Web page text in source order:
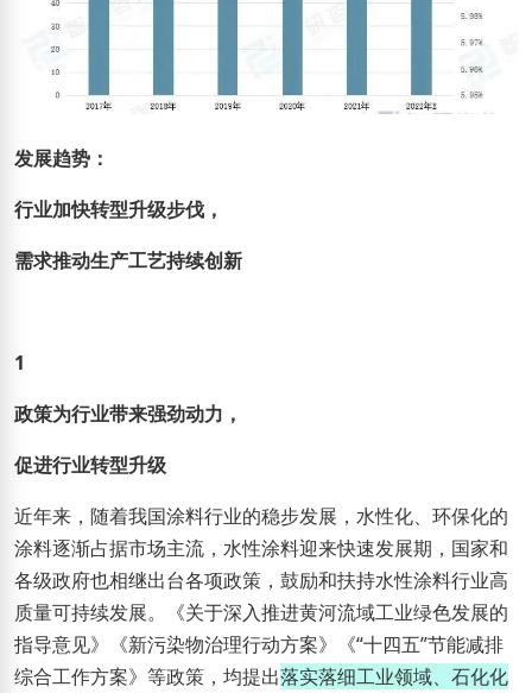
发展趋势：
行业加快转型升级步伐，
需求推动生产工艺持续创新
1
政策为行业带来强劲动力，
促进行业转型升级
近年来，随着我国涂料行业的稳步发展，水性化、环保化的
涂料逐渐占据市场主流，水性涂料迎来快速发展期，国家和
各级政府也相继出台各项政策，鼓励和扶持水性涂料行业高
质量可持续发展。《关于深入推进黄河流域工业绿色发展的
指导意见》《新污染物治理行动方案》《“十四五”节能减排
综合工作方案》等政策，均提出落实落细工业领域、石化化